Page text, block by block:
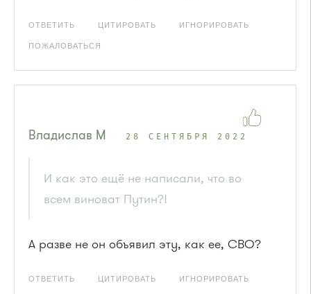
ОТВЕТИТЬ ЦИТИРОВАТЬ ИГНОРИРОВАТЬ
ПОЖАЛОВАТЬСЯ
Владислав М 28 СЕНТЯБРЯ 2022
И как это ещё не написали, что во
всем виноват Путин?!
А разве не он объявил эту, как ее, СВО?
ОТВЕТИТЬ ЦИТИРОВАТЬ ИГНОРИРОВАТЬ